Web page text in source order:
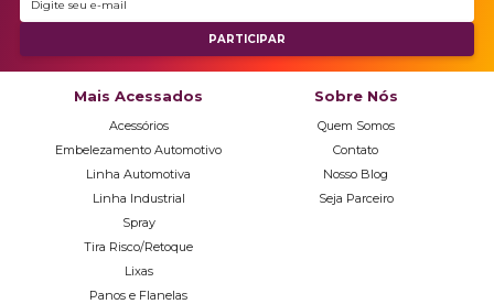
Mais Acessados
Acessórios
Embelezamento Automotivo
Linha Automotiva
Linha Industrial
Spray
Tira Risco/Retoque
Lixas
Panos e Flanelas
Sobre Nós
Quem Somos
Contato
Nosso Blog
Seja Parceiro